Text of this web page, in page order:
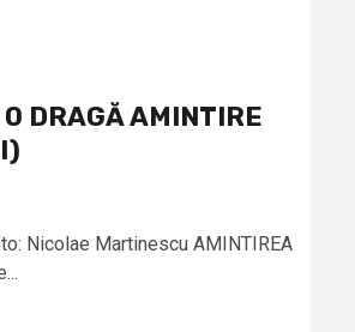
DRAGĂ AMINTIRE
Nicolae Martinescu AMINTIREA